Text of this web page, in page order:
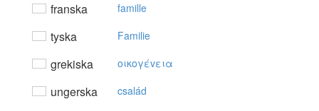
franska famille
tyska Familie
grekiska oικoγέvεια
ungerska család